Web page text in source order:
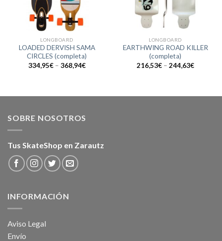
LONGBOARD
LOADED DERVISH SAMA
CIRCLES (completa)
334,95€– 368,94€
LONGBOARD
EARTHWING ROAD KILLER
(completa)
216,53€– 244,63€
SOBRE NOSOTROS
Tus SkateShop en Zarautz
INFORMACIÓN
Aviso Legal
Envío